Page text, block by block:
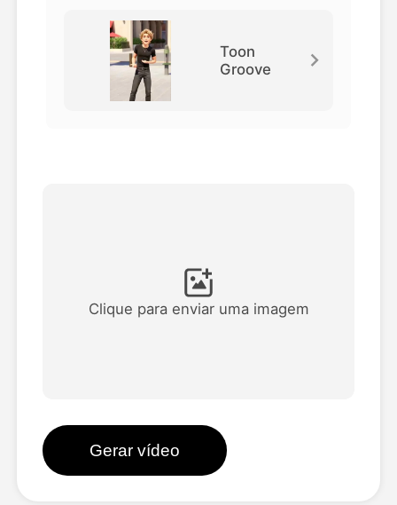
Ver todos os modelos
Blog
Toon
Groove
Clique para enviar uma imagem
Gerar vídeo